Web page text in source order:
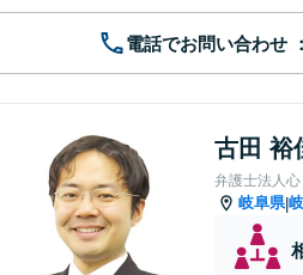
電話でお問い合わせ
古田 裕
弁護士法人
岐阜県|